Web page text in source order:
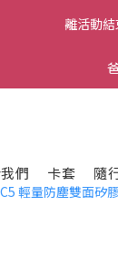
離活動
們 卡套 隨